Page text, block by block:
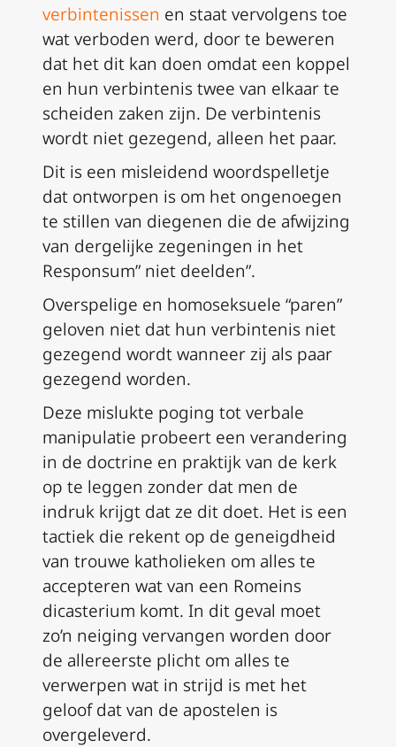
verbintenissen en staat vervolgens toe
wat verboden werd, door te beweren
dat het dit kan doen omdat een koppel
en hun verbintenis twee van elkaar te
scheiden zaken zijn. De verbintenis
wordt niet gezegend, alleen het paar.
Dit is een misleidend woordspelletje
dat ontworpen is om het ongenoegen
te stillen van diegenen die de afwijzing
van dergelijke zegeningen in het
Responsum” niet deelden”.
Overspelige en homoseksuele “paren”
geloven niet dat hun verbintenis niet
gezegend wordt wanneer zij als paar
gezegend worden.
Deze mislukte poging tot verbale
manipulatie probeert een verandering
in de doctrine en praktijk van de kerk
op te leggen zonder dat men de
indruk krijgt dat ze dit doet. Het is een
tactiek die rekent op de geneigdheid
van trouwe katholieken om alles te
accepteren wat van een Romeins
dicasterium komt. In dit geval moet
zo’n neiging vervangen worden door
de allereerste plicht om alles te
verwerpen wat in strijd is met het
geloof dat van de apostelen is
overgeleverd.